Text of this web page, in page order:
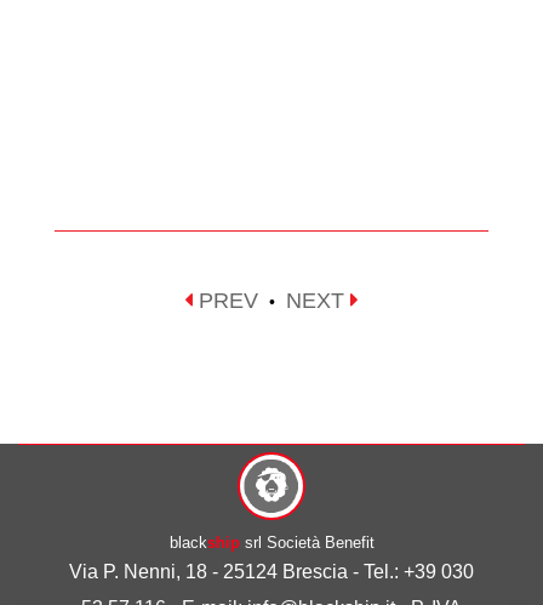
PREV • NEXT
blackshipsrl Società Benefit
Via P. Nenni, 18 - 25124 Brescia - Tel.: +39 030